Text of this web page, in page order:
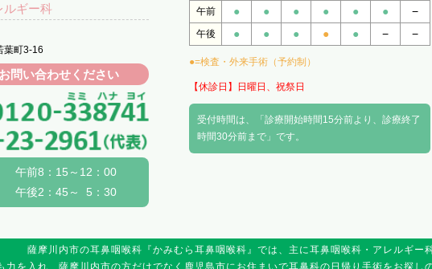
ルギー科
葉町3-16
問い合わせください
午前8：15～12：00
午後2：45～ 5：30
午前 ● ● ● ● ● ● −
午後 ● ● ● ● ● − −
●=検査・外来手術（予約制）
【休診日】日曜日、祝祭日
受付時間は、「診療開始時間15分前より、診療終了
時間30分前まで」です。
薩摩川内市の耳鼻咽喉科『かみむら耳鼻咽喉科』では、主に耳鼻咽喉科・アレルギー
力を入れ、薩摩川内市の方だけでなく鹿児島市にお住まいで耳鼻科の日帰り手術をお探し